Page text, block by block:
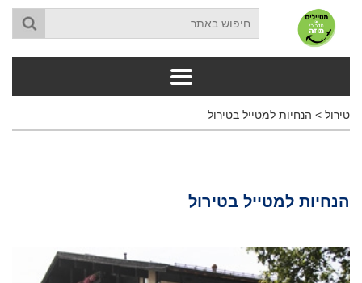
טירול > הנחיות למטייל בטירול
הנחיות למטייל בטירול